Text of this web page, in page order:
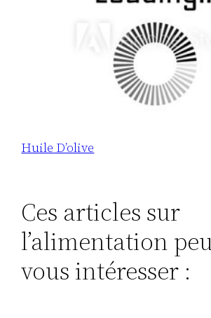
Huile D’olive
Ces articles sur
l’alimentation
vous intéresser :